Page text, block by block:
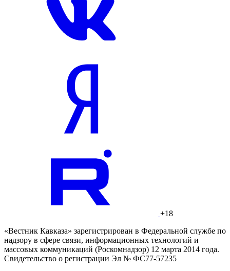
+18
«Вестник Кавказа» зарегистрирован в Федеральной службе по
надзору в сфере связи, информационных технологий и
массовых коммуникаций (Роскомнадзор) 12 марта 2014 года.
Свидетельство о регистрации Эл № ФС77-57235